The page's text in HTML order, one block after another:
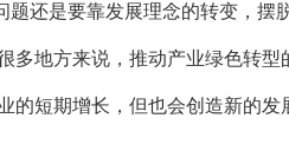
题还是要靠发展理念的转变，摆
多地方来说，推动产业绿色转
的短期增长，但也会创造新的